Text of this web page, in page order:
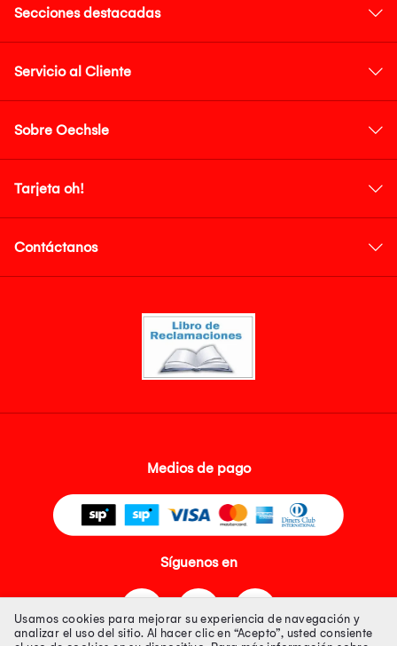
Secciones destacadas
Servicio al Cliente
Sobre Oechsle
Tarjeta oh!
Contáctanos
Medios de pago
Síguenos en
Usamos cookies para mejorar su experiencia de navegación y
analizar el uso del sitio. Al hacer clic en “Acepto”, usted consiente